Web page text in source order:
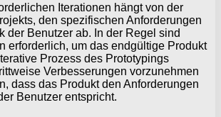
Iterationen hängt von der
den spezifischen Anforderungen
der Benutzer ab. In der Regel sind
erforderlich, um das endgültige Produkt
Prozess des Prototypings
Verbesserungen vorzunehmen
dass das Produkt den Anforderungen
Benutzer entspricht.